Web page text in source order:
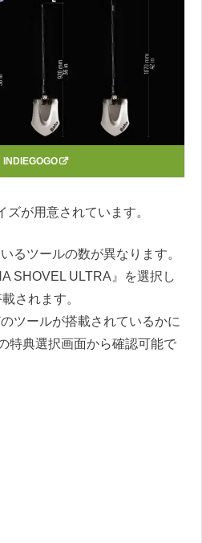
INDIEGOGO
が用意されています。
るツールの数が異なります。
SHOVEL ULTRA』を選択し
されます。
ツールが搭載されているかに
特典選択画面から確認可能で